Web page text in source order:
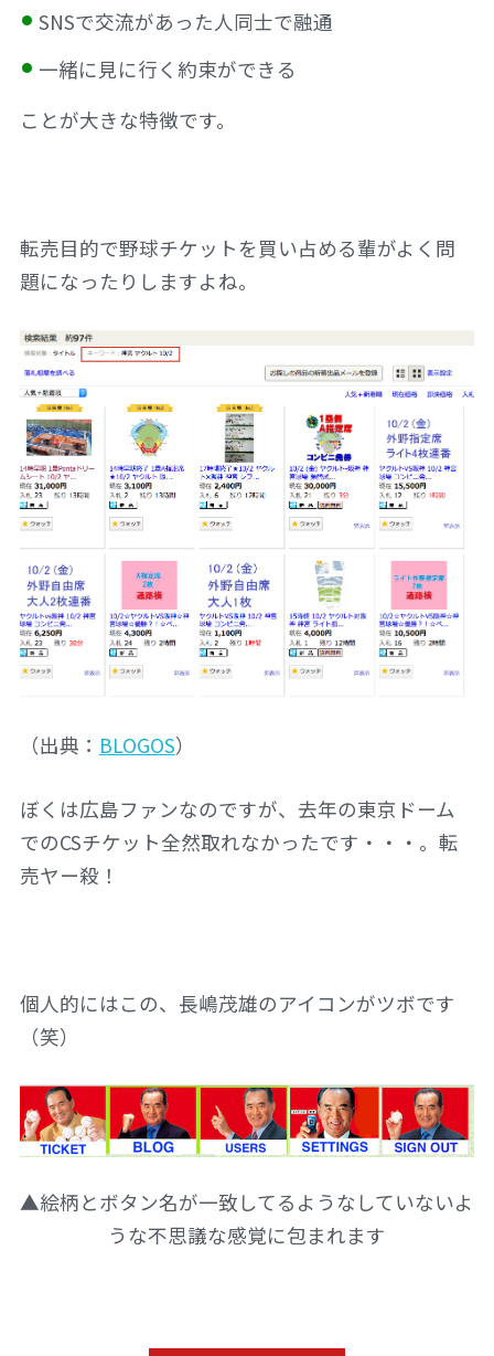
SNSで交流があった人同士で融通
一緒に見に行く約束ができる
ことが大きな特徴です。
転売目的で野球チケットを買い占める輩がよく問
題になったりしますよね。
（出典： BLOGOS）
ぼくは広島ファンなのですが、去年の東京ドーム
でのCSチケット全然取れなかったです・・・。転
売ヤー殺！
個人的にはこの、長嶋茂雄のアイコンがツボです
（笑）
▲絵柄とボタン名が一致してるようなしていないよ
うな不思議な感覚に包まれます